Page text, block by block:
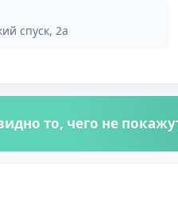
спуск, 2а
то, чего не